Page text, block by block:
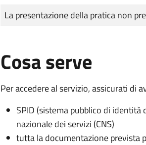
Tipo di pagamento
Importo
La presentazione della pratica non
Cosa serve
Per accedere al servizio, assicurati di
SPID (sistema pubblico di identità
nazionale dei servizi (CNS)
tutta la documentazione prevista